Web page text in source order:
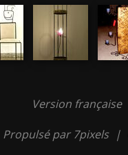
Version française
Propulsé par 7pixels |